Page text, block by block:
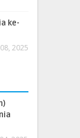
ke-
2025